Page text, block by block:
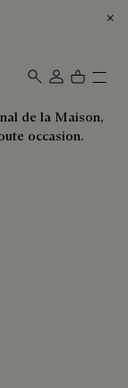
de la Maison,
occasion.